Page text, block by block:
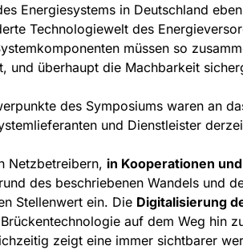
Energiesystems in Deutschland
Technologiewelt des
müssen so
und überhaupt die Machbarkeit
des Symposiums waren an
und Dienstleister
Netzbetreibern, in Kooperationen
des beschriebenen Wandels und
Stellenwert ein. Die Digitalisierung
auf dem Weg hin
zeigt eine immer sichtbarer